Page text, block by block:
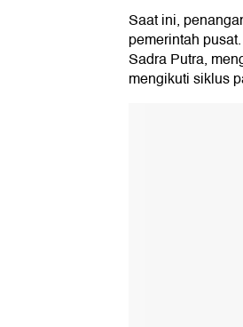
Saat ini,
pemerintah
Sadra Putra,
mengikuti siklus